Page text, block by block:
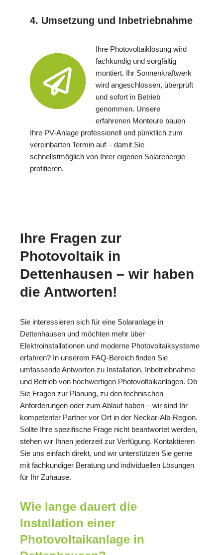
4. Umsetzung und Inbetriebnahme
Ihre Photovoltaiklösung wird
fachkundig und sorgfältig
montiert. Ihr Sonnenkraftwerk
wird angeschlossen, überprüft
und sofort in Betrieb
genommen. Unsere
erfahrenen Monteure bauen
Ihre PV-Anlage professionell und pünktlich zum
vereinbarten Termin auf – damit Sie
schnellstmöglich von Ihrer eigenen Solarenergie
profitieren.
Ihre Fragen zur
Photovoltaik in
Dettenhausen – wir haben
die Antworten!
Sie interessieren sich für eine Solaranlage in
Dettenhausen und möchten mehr über
Elektroinstallationen und moderne Photovoltaiksysteme
erfahren? In unserem FAQ-Bereich finden Sie
umfassende Antworten zu Installation, Inbetriebnahme
und Betrieb von hochwertigen Photovoltaikanlagen. Ob
Sie Fragen zur Planung, zu den technischen
Anforderungen oder zum Ablauf haben – wir sind Ihr
kompetenter Partner vor Ort in der Neckar-Alb-Region.
Sollte Ihre spezifische Frage nicht beantwortet werden,
stehen wir Ihnen jederzeit zur Verfügung. Kontaktieren
Sie uns einfach direkt, und wir unterstützen Sie gerne
mit fachkundiger Beratung und individuellen Lösungen
für Ihr Zuhause.
Wie lange dauert die
Installation einer
Photovoltaikanlage in